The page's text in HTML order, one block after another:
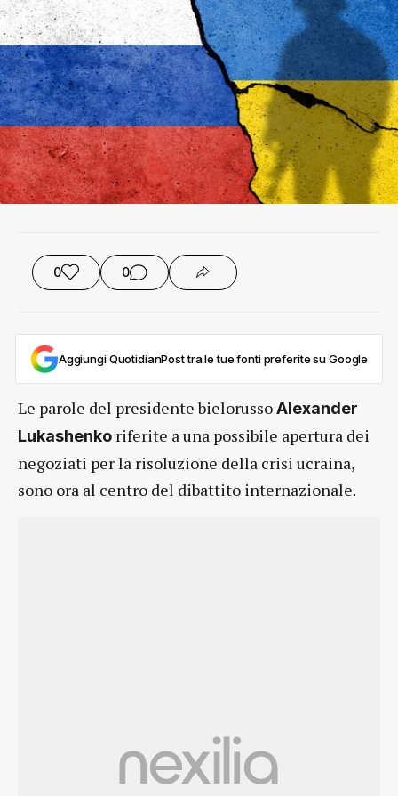
0 0
Aggiungi QuotidianPost tra le tue fonti preferite su Google
Le parole del presidente bielorussoAlexander
Lukashenko riferite a una possibile apertura dei
negoziati per la risoluzione della crisi ucraina,
sono ora al centro del dibattito internazionale.